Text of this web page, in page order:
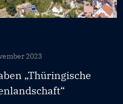
2023
„Thüringische